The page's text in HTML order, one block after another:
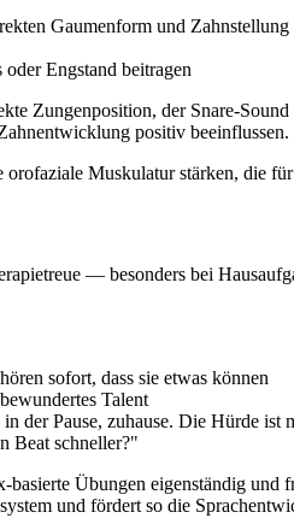
Gaumenform und
Engstand beitragen
Zungenposition, der Snare-
positiv beeinflussen.
Muskulatur stärken, die
— besonders bei
sofort, dass sie etwas können
Talent
der Pause, zuhause. Die Hürde ist
Beat schneller?"
basierte Übungen eigenständig
und fördert so die